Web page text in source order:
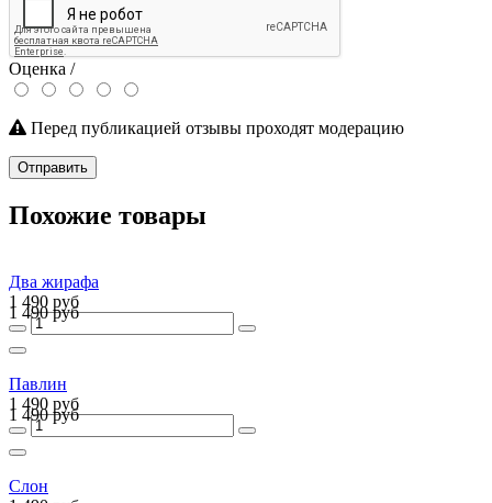
Оценка /
Перед публикацией отзывы проходят модерацию
Отправить
Похожие товары
Два жирафа
1 490 руб
1 490 руб
Павлин
1 490 руб
1 490 руб
Слон